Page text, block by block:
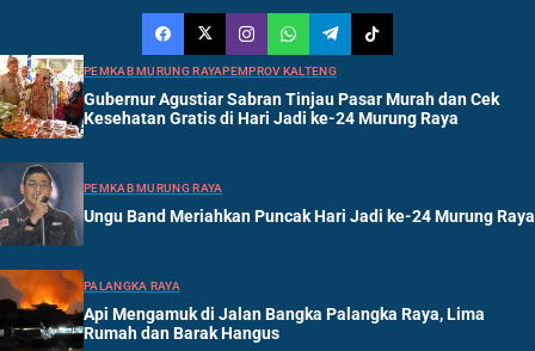
PEMKAB MURUNG RAYAPEMPROV KALTENG
Gubernur Agustiar Sabran Tinjau Pasar Murah dan Cek
Kesehatan Gratis di Hari Jadi ke-24 Murung Raya
PEMKAB MURUNG RAYA
Ungu Band Meriahkan Puncak Hari Jadi ke-24 Murung Raya
PALANGKA RAYA
Api Mengamuk di Jalan Bangka Palangka Raya, Lima
Rumah dan Barak Hangus